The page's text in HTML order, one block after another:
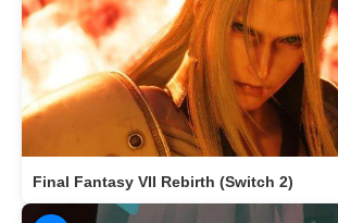
Final Fantasy VII Rebirth (Switch 2)